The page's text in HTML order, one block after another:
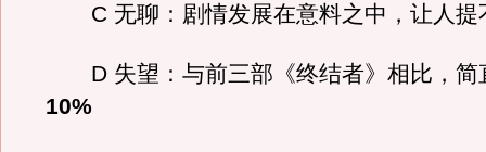
C 无聊：剧情发展在意料之中，让人提
D 失望：与前三部《终结者》相比，简
10%